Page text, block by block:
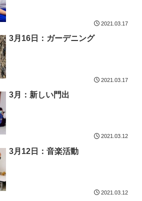
2021.03.17
3月16日：ガーデニング
2021.03.17
3月：新しい門出
2021.03.12
3月12日：音楽活動
2021.03.12